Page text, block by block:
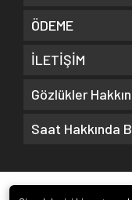
ÖDEME
İLETİŞİM
Gözlükler
Saat Hakkında